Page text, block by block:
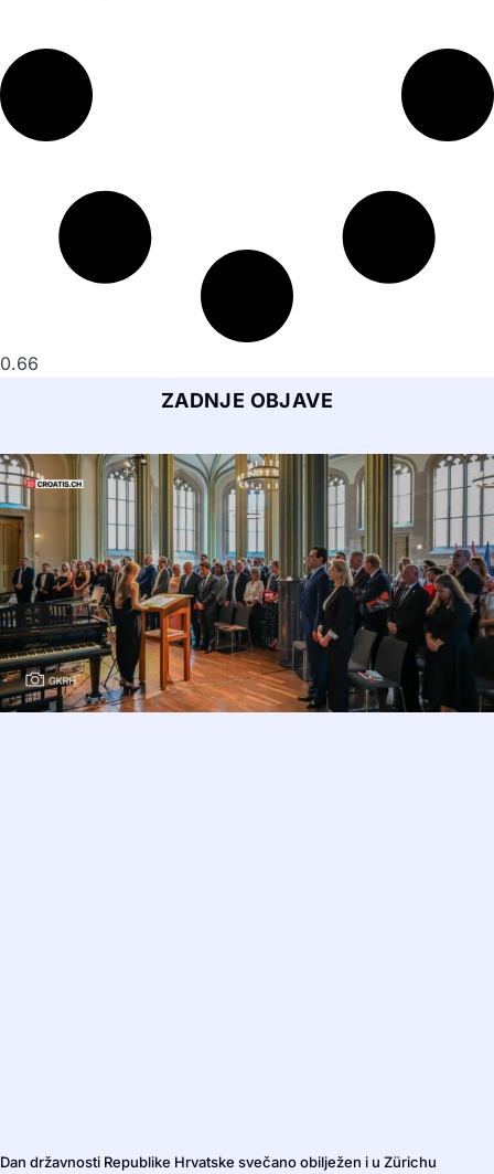
ZADNJE OBJAVE
Dan državnosti Republike Hrvatske svečano obilježen i u Zürichu